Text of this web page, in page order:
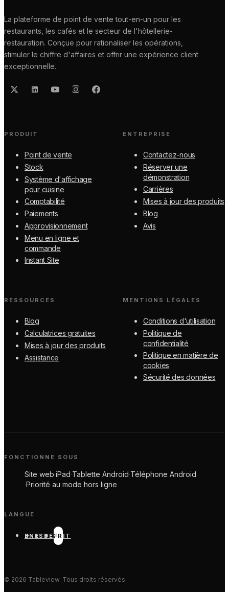
La plateforme de point de vente tout-en-un pour les
restaurants, les cafés et le secteur de l'hôtellerie-
restauration. Conçue pour rationaliser les opérations,
stimuler le chiffre d'affaires et offrir une expérience client
exceptionnelle.
PRODUIT
Point de vente
Stock
Système d'affichage
pour cuisine
Comptabilité
Paiements
Approvisionnement
Menu en ligne et
commande
Instant Site
ENTREPRISE
Contactez-nous
Réserver une
démonstration
Carrières
Mises à jour des produits
Blog
Avis
RESSOURCES
Blog
Calculatrices gratuites
Mises à jour des produits
Assistance
MENTIONS LÉGALES
Conditions d'utilisation
Politique de
confidentialité
Politique en matière de
cookies
Sécurité des données
FONCTIONNE SOUS
Site web·iPad·Tablette Android·Téléphone Android
·Priorité au mode hors ligne
LANGUE
EN ES DE FR IT
© 2026 Tableview. Tous droits réservés.